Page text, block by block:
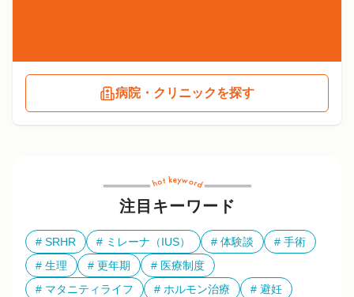
病院・クリニックを探す
注目キーワード
SRHR ミレーナ（IUS） 体験談
手術
生理
更年期
医療制度
マタニティライフ
ホルモン治療
避妊